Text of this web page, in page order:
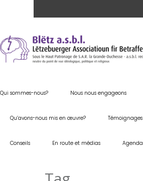
Qui sommes-nous? Nous nous engageons
Qu’avons-nous mis en œuvre? Témoignages
Conseils En route et médias Agenda